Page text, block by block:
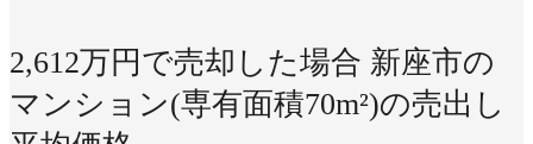
2,612万円で売却した場合 新座市の
マンション(専有面積70m²)の売出し